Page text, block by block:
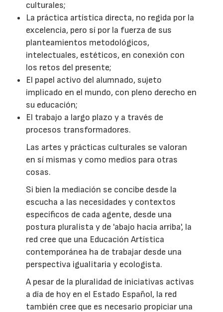
culturales;
La práctica artística directa, no regida por la
excelencia, pero sí por la fuerza de sus
planteamientos metodológicos,
intelectuales, estéticos, en conexión con
los retos del presente;
El papel activo del alumnado, sujeto
implicado en el mundo, con pleno derecho en
su educación;
El trabajo a largo plazo y a través de
procesos transformadores.
Las artes y prácticas culturales se valoran
en sí mismas y como medios para otras
cosas.
Si bien la mediación se concibe desde la
escucha a las necesidades y contextos
específicos de cada agente, desde una
postura pluralista y de 'abajo hacia arriba', la
red cree que una Educación Artística
contemporánea ha de trabajar desde una
perspectiva igualitaria y ecologista.
A pesar de la pluralidad de iniciativas activas
a día de hoy en el Estado Español, la red
también cree que es necesario propiciar una